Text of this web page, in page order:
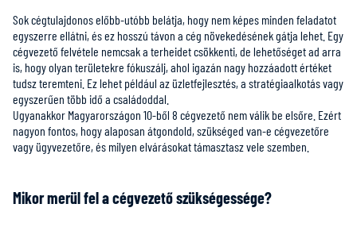
Sok cégtulajdonos előbb-utóbb belátja, hogy nem képes minden feladatot
egyszerre ellátni, és ez hosszú távon a cég növekedésének gátja lehet. Egy
cégvezető felvétele nemcsak a terheidet csökkenti, de lehetőséget ad arra
is, hogy olyan területekre fókuszálj, ahol igazán nagy hozzáadott értéket
tudsz teremteni. Ez lehet például az üzletfejlesztés, a stratégiaalkotás vagy
egyszerűen több idő a családoddal.
Ugyanakkor Magyarországon 10-ből 8 cégvezető nem válik be elsőre. Ezért
nagyon fontos, hogy alaposan átgondold, szükséged van-e cégvezetőre
vagy ügyvezetőre, és milyen elvárásokat támasztasz vele szemben.
Mikor merül fel a cégvezető szükségessége?